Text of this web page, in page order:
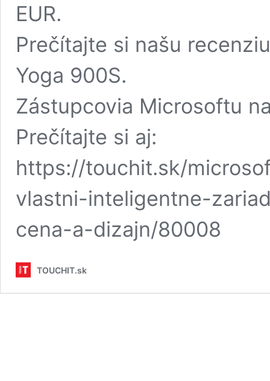
EUR.
Prečítajte si našu
Yoga 900S.
Zástupcovia Microsoftu
Prečítajte si aj:
https://touchit.sk/
vlastni-inteligentne-
cena-a-dizajn/80008
TOUCHIT.sk